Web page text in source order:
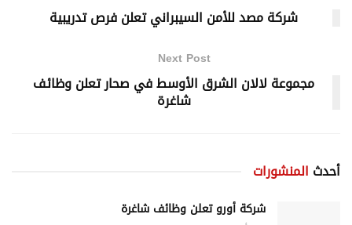
شركة مصد للأمن السيبراني تعلن فرص تدريبية
Next Post
مجموعة لالان الشرق الأوسط في صحار تعلن وظائف
شاغرة
أحدث المنشورات
شركة أورو تعلن وظائف شاغرة